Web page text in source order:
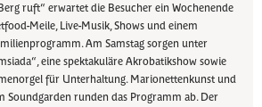
ruft“ erwartet die Besucher ein Wochenende
Meile, Live-Musik, Shows und einem
Am Samstag sorgen unter
eine spektakuläre Akrobatikshow sowie
für Unterhaltung. Marionettenkunst und
Soundgarden runden das Programm ab. Der